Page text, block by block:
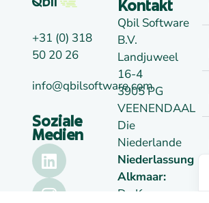
+31 (0) 318
50 20 26
info@qbilsoftware.com
Soziale
Medien
Kontakt
Qbil Software
B.V.
Landjuweel
16-4
3905 PG
VEENENDAAL
Die
Niederlande
Niederlassung
Alkmaar:
De Kaaz,